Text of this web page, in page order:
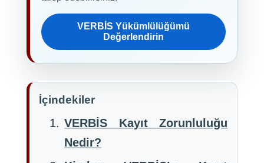
VERBİS Yükümlülüğümü
Değerlendirin
İçindekiler
VERBİS Kayıt Zorunluluğu
Nedir?